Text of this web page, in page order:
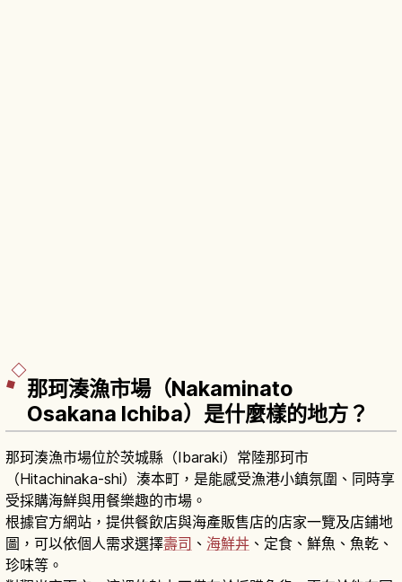
那珂湊漁市場（Nakaminato
Osakana Ichiba）是什麼樣的地方？
那珂湊漁市場位於茨城縣（Ibaraki）常陸那珂市
（Hitachinaka-shi）湊本町，是能感受漁港小鎮氛圍、同時享
受採購海鮮與用餐樂趣的市場。
根據官方網站，提供餐飲店與海產販售店的店家一覽及店鋪地
圖，可以依個人需求選擇壽司 、 海鮮丼 、定食、鮮魚、魚乾、
珍味等。